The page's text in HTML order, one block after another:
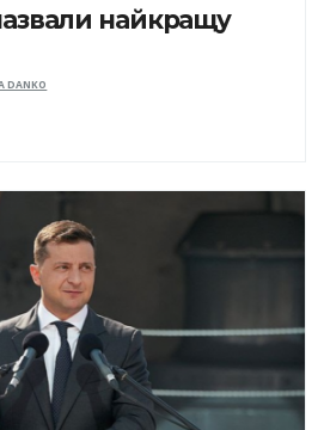
найкращу
DANKO